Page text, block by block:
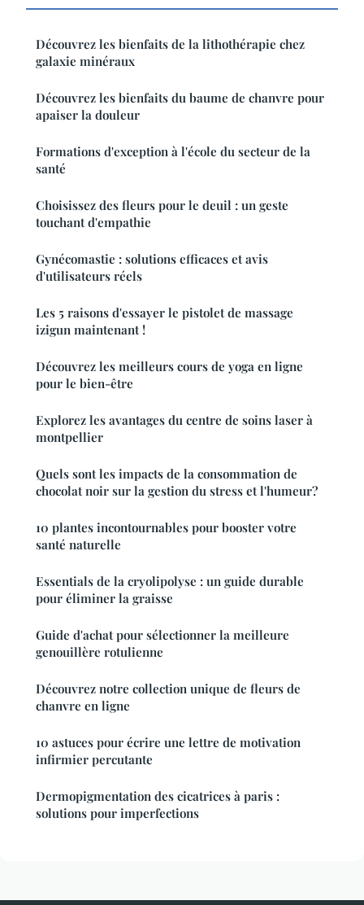
Découvrez les bienfaits de la lithothérapie chez
galaxie minéraux
Découvrez les bienfaits du baume de chanvre pour
apaiser la douleur
Formations d'exception à l'école du secteur de la
santé
Choisissez des fleurs pour le deuil : un geste
touchant d'empathie
Gynécomastie : solutions efficaces et avis
d'utilisateurs réels
Les 5 raisons d'essayer le pistolet de massage
izigun maintenant !
Découvrez les meilleurs cours de yoga en ligne
pour le bien-être
Explorez les avantages du centre de soins laser à
montpellier
Quels sont les impacts de la consommation de
chocolat noir sur la gestion du stress et l'humeur?
10 plantes incontournables pour booster votre
santé naturelle
Essentials de la cryolipolyse : un guide durable
pour éliminer la graisse
Guide d'achat pour sélectionner la meilleure
genouillère rotulienne
Découvrez notre collection unique de fleurs de
chanvre en ligne
10 astuces pour écrire une lettre de motivation
infirmier percutante
Dermopigmentation des cicatrices à paris :
solutions pour imperfections